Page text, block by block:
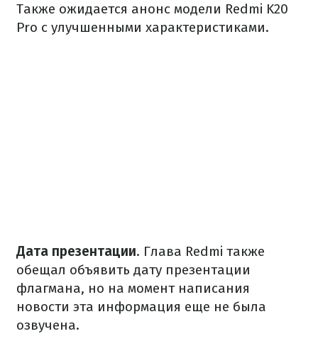
Также ожидается анонс модели Redmi K20
Pro с улучшенными характеристиками.
Дата презентации. Глава Redmi также
обещал объявить дату презентации
флагмана, но на момент написания
новости эта информация еще не была
озвучена.